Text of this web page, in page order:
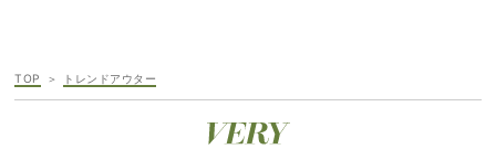
TOP トレンドアウター